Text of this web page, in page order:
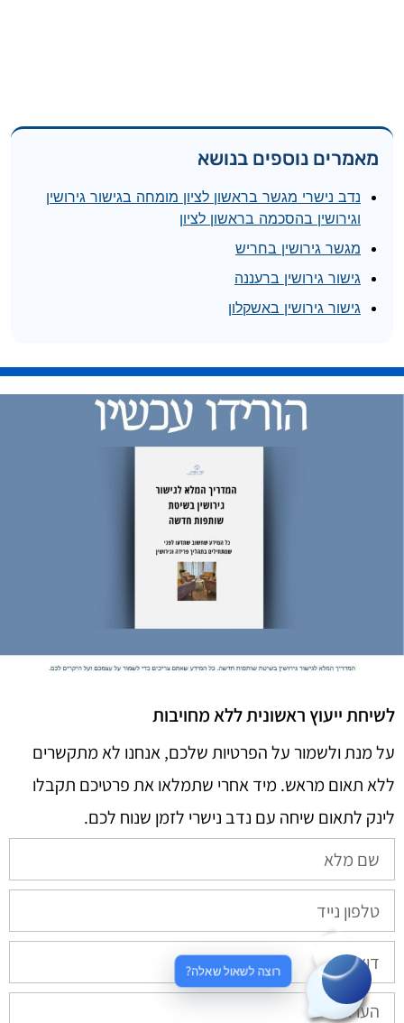
מאמרים נוספים בנושא
נדב נישרי מגשר בראשון לציון מומחה בגישור גירושין
וגירושין בהסכמה בראשון לציון
מגשר גירושין בחריש
גישור גירושין ברעננה
גישור גירושין באשקלון
לשיחת ייעוץ ראשונית ללא מחויבות
על מנת ולשמור על הפרטיות שלכם, אנחנו לא מתקשרים
ללא תאום מראש. מיד אחרי שתמלאו את פרטיכם תקבלו
לינק לתאום שיחה עם נדב נישרי לזמן שנוח לכם.​
רוצה לשאול שאלה?